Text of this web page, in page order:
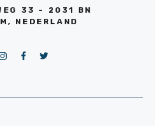
33 - 2031 BN
NEDERLAND